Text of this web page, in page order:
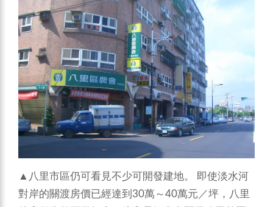
▲八里市區仍可看見不少可開發建地。
即使淡水河
對岸的關渡房價已經達到30萬～40萬元／坪，八里